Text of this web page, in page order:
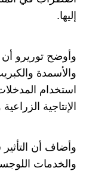
إليها.
وأوضح توريرو أن
والأسمدة
استخدام
الإنتاجية
وأضاف أن التأثير
والخدمات